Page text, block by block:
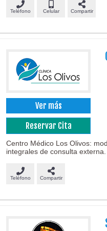
Teléfono Celular Compartir
Ver más
Reservar Cita
Centro Médico Los Olivos:
integrales de consulta externa.
Teléfono Compartir